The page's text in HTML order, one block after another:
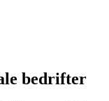
bedrifter